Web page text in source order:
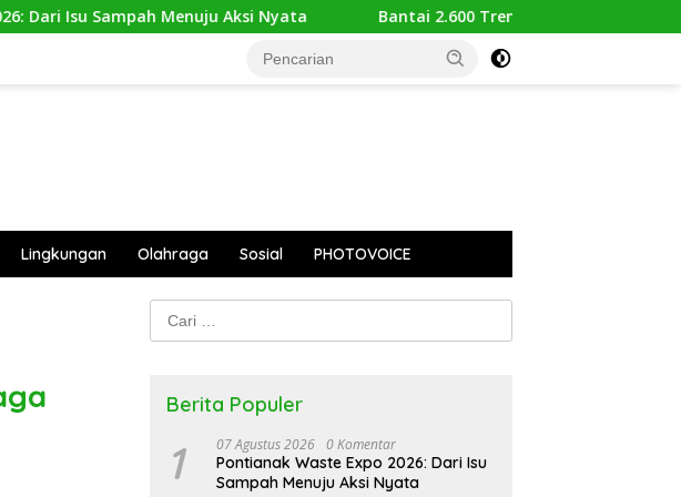
Menuju Aksi Nyata Bantai 2.600 Trenggiling Demi Mitos Sesat, Polisi
Lingkungan Olahraga Sosial PHOTOVOICE
Cari
untuk:
Berita Populer
1 07 Agustus 2026 0 Komentar
Pontianak Waste Expo 2026: Dari Isu
Sampah Menuju Aksi Nyata